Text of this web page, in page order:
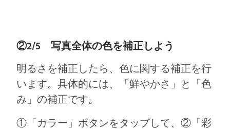
②2/5 写真全体の色を補正しよう
明るさを補正したら、色に関する補正を行
います。具体的には、「鮮やかさ」と「色
み」の補正です。
①「カラー」ボタンをタップして、②「彩